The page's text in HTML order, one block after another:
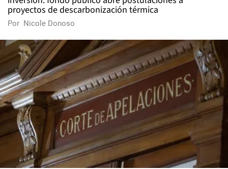
proyectos de descarbonización térmica
Por Nicole Donoso